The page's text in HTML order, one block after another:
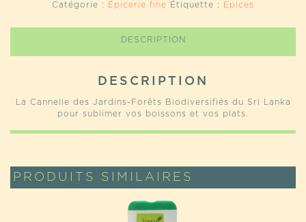
BÂTONS
Catégorie : Épicerie fine Étiquette : Epices
DESCRIPTION
DESCRIPTION
La Cannelle des Jardins-Forêts Biodiversifiés du Sri Lanka
pour sublimer vos boissons et vos plats.
PRODUITS SIMILAIRES